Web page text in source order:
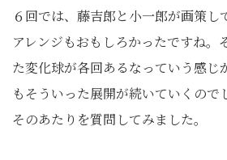
６回では、藤吉郎と小一郎が画策し
アレンジもおもしろかったですね。
た変化球が各回あるなっていう感じ
もそういった展開が続いていくので
そのあたりを質問してみました。